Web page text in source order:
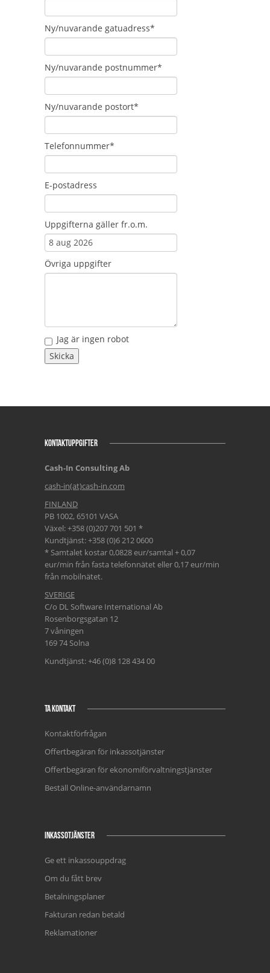
Ny/nuvarande gatuadress*
Ny/nuvarande postnummer*
Ny/nuvarande postort*
Telefonnummer*
E-postadress
Uppgifterna gäller fr.o.m.
Övriga uppgifter
Jag är ingen robot
KONTAKTUPPGIFTER
Cash-In Consulting Ab
cash-in(at)cash-in.com
FINLAND
PB 1002, 65101 VASA
Växel: +358 (0)207 701 501 *
Kundtjänst: +358 (0)6 212 0600
* Samtalet kostar 0,0828 eur/samtal + 0,07
eur/min från fasta telefonnätet eller 0,17 eur/min
från mobilnätet.
SVERIGE
C/o DL Software International Ab
Rosenborgsgatan 12
7 våningen
169 74 Solna
Kundtjänst: +46 (0)8 128 434 00
TA KONTAKT
Kontaktförfrågan
Offertbegäran för inkassotjänster
Offertbegäran för ekonomiförvaltningstjänster
Beställ Online-användarnamn
INKASSOTJÄNSTER
Ge ett inkassouppdrag
Om du fått brev
Betalningsplaner
Fakturan redan betald
Reklamationer